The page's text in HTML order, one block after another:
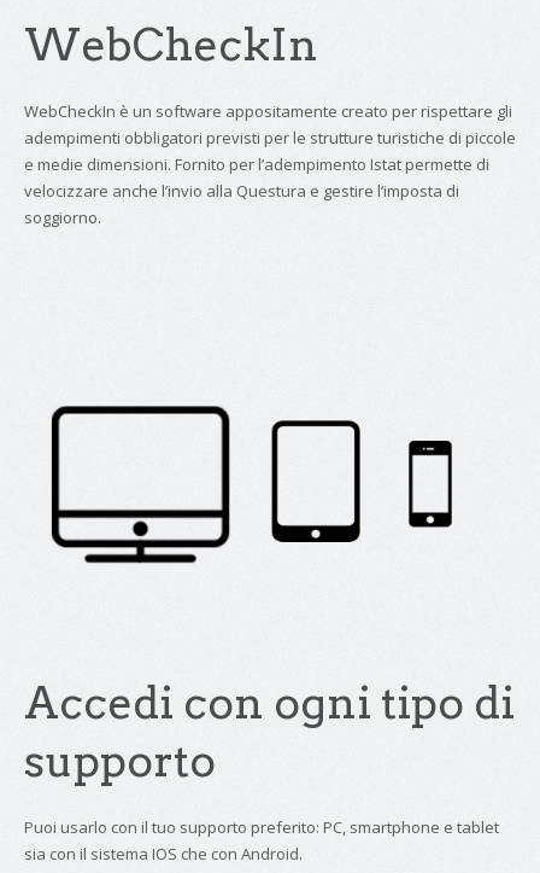
WebCheckIn
WebCheckIn è un software appositamente creato per rispettare gli
adempimenti obbligatori previsti per le strutture turistiche di piccole
e medie dimensioni. Fornito per l’adempimento Istat permette di
velocizzare anche l’invio alla Questura e gestire l’imposta di
soggiorno.
Accedi con ogni tipo di
supporto
Puoi usarlo con il tuo supporto preferito: PC, smartphone e tablet
sia con il sistema IOS che con Android.